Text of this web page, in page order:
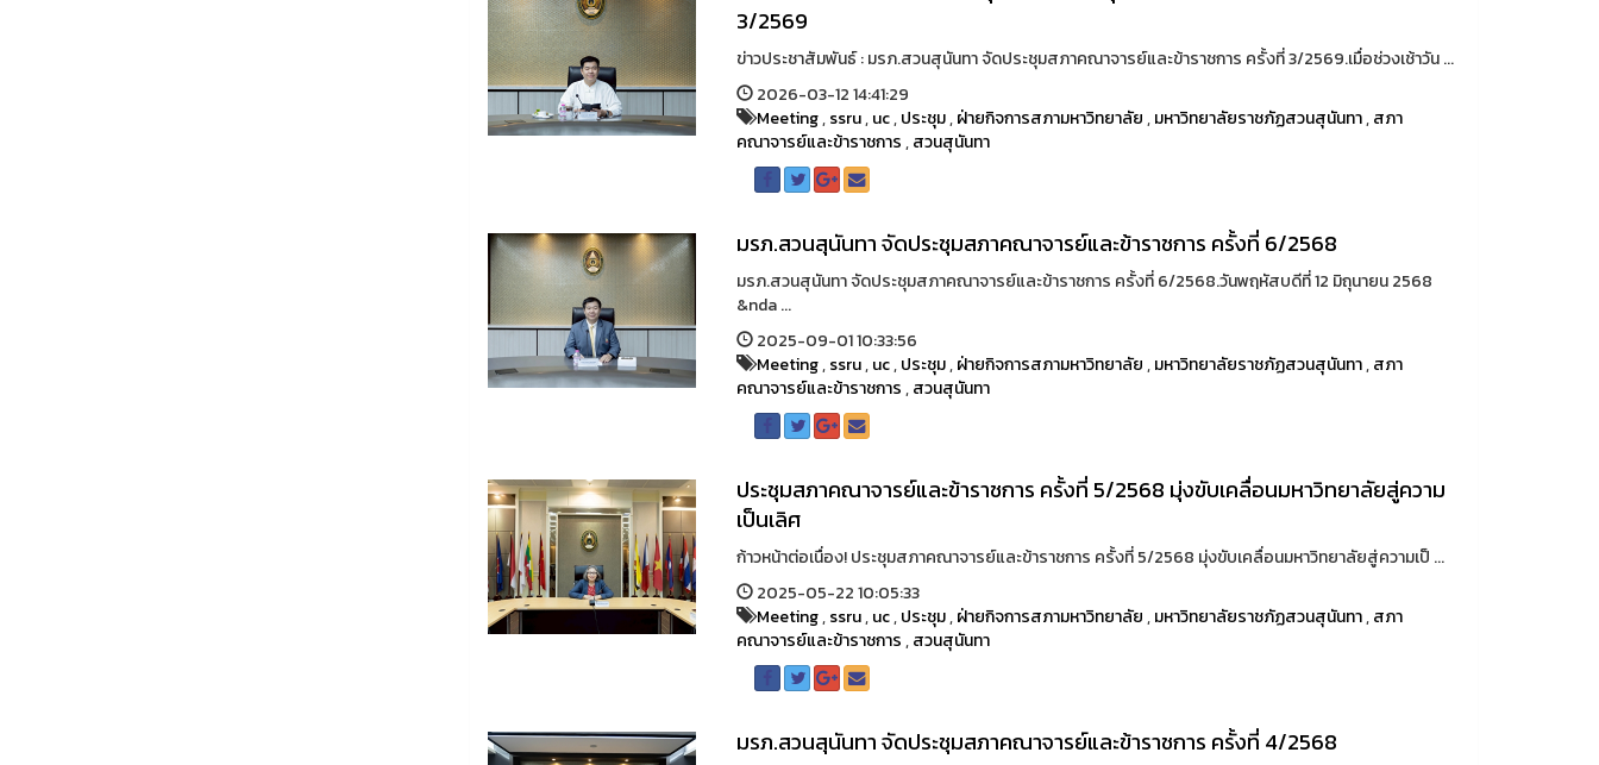
3/2569
ข่าวประชาสัมพันธ์ : มรภ.สวนสุนันทา จัดประชุมสภาคณาจารย์และข้าราชการ ครั้งที่ 3/2569.เมื่อช่วงเช้าวัน ...
2026-03-12 14:41:29
Meeting,ssru,uc,ประชุม,ฝ่ายกิจการสภามหาวิทยาลัย,มหาวิทยาลัยราชภัฏสวนสุนันทา,สภา
คณาจารย์และข้าราชการ,สวนสุนันทา
มรภ.สวนสุนันทา จัดประชุมสภาคณาจารย์และข้าราชการ ครั้งที่ 6/2568
มรภ.สวนสุนันทา จัดประชุมสภาคณาจารย์และข้าราชการ ครั้งที่ 6/2568.วันพฤหัสบดีที่ 12 มิถุนายน 2568
&nda ...
2025-09-01 10:33:56
Meeting,ssru,uc,ประชุม,ฝ่ายกิจการสภามหาวิทยาลัย,มหาวิทยาลัยราชภัฏสวนสุนันทา,สภา
คณาจารย์และข้าราชการ,สวนสุนันทา
ประชุมสภาคณาจารย์และข้าราชการ ครั้งที่ 5/2568 มุ่งขับเคลื่อนมหาวิทยาลัยสู่ความ
เป็นเลิศ
ก้าวหน้าต่อเนื่อง! ประชุมสภาคณาจารย์และข้าราชการ ครั้งที่ 5/2568 มุ่งขับเคลื่อนมหาวิทยาลัยสู่ความเป็ ...
2025-05-22 10:05:33
Meeting,ssru,uc,ประชุม,ฝ่ายกิจการสภามหาวิทยาลัย,มหาวิทยาลัยราชภัฏสวนสุนันทา,สภา
คณาจารย์และข้าราชการ,สวนสุนันทา
มรภ.สวนสุนันทา จัดประชุมสภาคณาจารย์และข้าราชการ ครั้งที่ 4/2568